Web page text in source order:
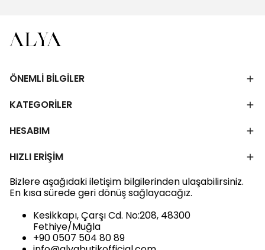
ÖNEMLİ BİLGİLER
KATEGORİLER
HESABIM
HIZLI ERİŞİM
Bizlere aşağıdaki iletişim bilgilerinden ulaşabilirsiniz.
En kısa sürede geri dönüş sağlayacağız.
Kesikkapı, Çarşı Cd. No:208, 48300
Fethiye/Muğla
+90 0507 504 80 89